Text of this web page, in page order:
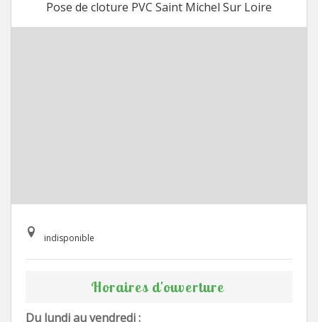
Pose de cloture PVC Saint Michel Sur Loire
indisponible
Horaires d'ouverture
Du lundi au vendredi :